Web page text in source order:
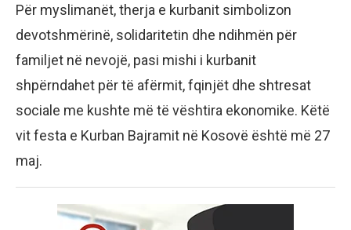
Për myslimanët, therja e kurbanit simbolizon
devotshmërinë, solidaritetin dhe ndihmën për
familjet në nevojë, pasi mishi i kurbanit
shpërndahet për të afërmit, fqinjët dhe shtresat
sociale me kushte më të vështira ekonomike. Këtë
vit festa e Kurban Bajramit në Kosovë është më 27
maj.